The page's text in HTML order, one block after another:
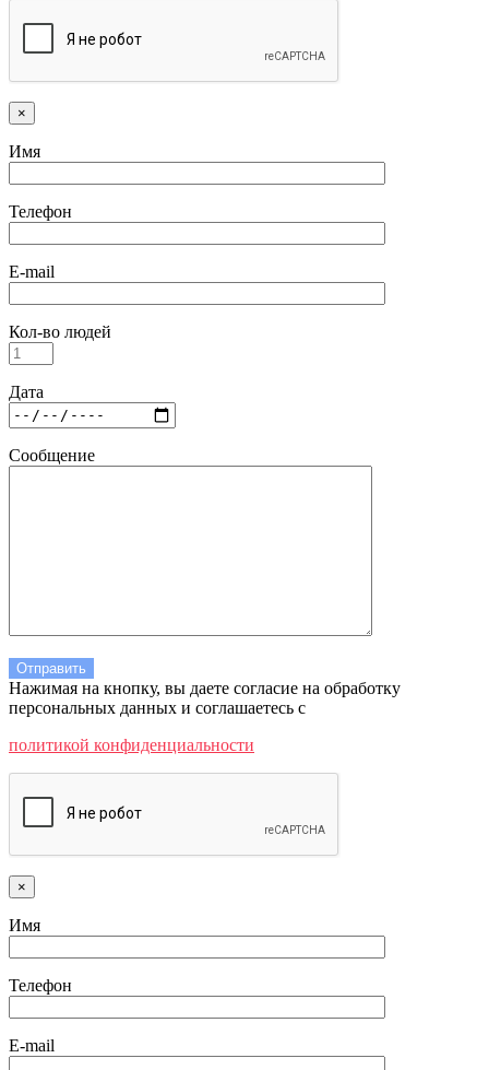
×
Имя
Телефон
E-mail
Кол-во людей
Дата
Сообщение
Нажимая на кнопку, вы даете согласие на обработку
персональных данных и соглашаетесь c
политикой конфиденциальности
×
Имя
Телефон
E-mail